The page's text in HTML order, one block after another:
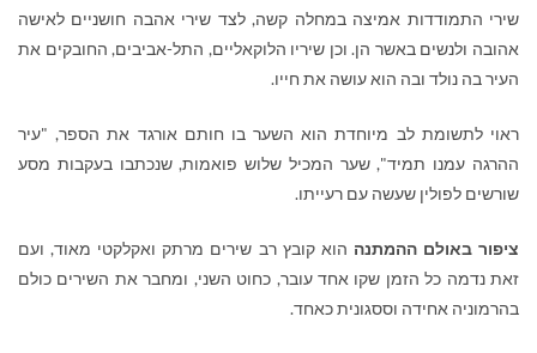
שירי התמודדות אמיצה במחלה קשה, לצד שירי אהבה חושניים לאישה
אהובה ולנשים באשר הן. וכן שיריו הלוקאליים, התל-אביבים, החובקים את
העיר בה נולד ובה הוא עושה את חייו.
ראוי לתשומת לב מיוחדת הוא השער בו חותם אורגד את הספר, "עיר
ההרגה עמנו תמיד", שער המכיל שלוש פואמות, שנכתבו בעקבות מסע
שורשים לפולין שעשה עם רעייתו.
ציפור באולם ההמתנה הוא קובץ רב שירים מרתק ואקלקטי מאוד, ועם
זאת נדמה כל הזמן שקו אחד עובר, כחוט השני, ומחבר את השירים כולם
בהרמוניה אחידה וססגונית כאחד.